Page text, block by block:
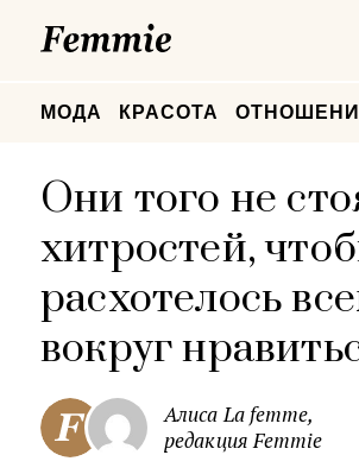
МОДА КРАСОТА
Они того не
хитростей,
расхотелось
вокруг
Алиса La femme,
редакция Femmie